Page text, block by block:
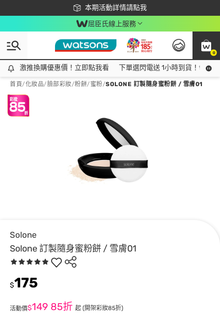
本期活動詳情請點我
下載app最高回饋$350
屈臣氏線上服務
0
激推換購優惠價！立即點我看
激推換購優惠價！立即點我看 下單選閃電送 1小時到貨！領神
首頁/化妝品/臉部彩妝/粉餅/蜜粉/SOLONE 訂製隨身蜜粉餅 / 雪膚01
Solone
Solone 訂製隨身蜜粉餅 / 雪膚01
$175
活動價$149 85折 起 (開架彩妝85折)